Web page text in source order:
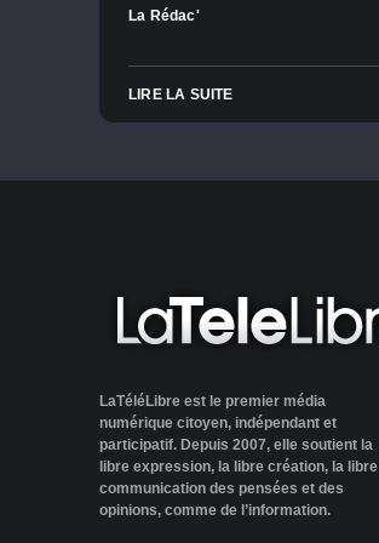
La Rédac'
LIRE LA SUITE
LaTéléLibre est le premier média
numérique citoyen, indépendant et
participatif. Depuis 2007, elle soutient la
libre expression, la libre création, la libre
communication des pensées et des
opinions, comme de l’information.